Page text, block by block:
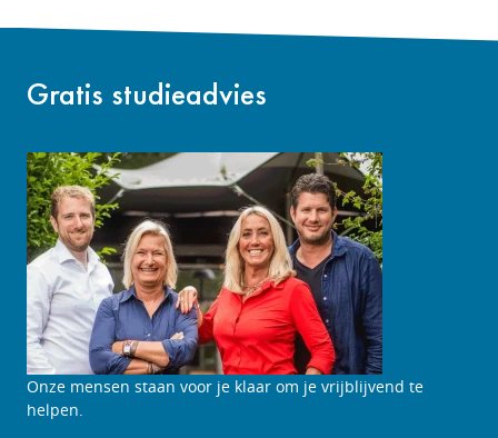
Gratis studieadvies
Studieadviesgesprek
aanvragen
Onze mensen staan voor je klaar om je vrijblijvend te
helpen.